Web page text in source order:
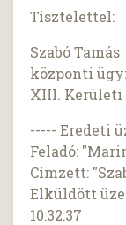
Tisztelettel:
Szabó Tamás
központi
XIII. Kerületi
----- Eredeti
Feladó:
Címzett:
Elküldött
10:32:37